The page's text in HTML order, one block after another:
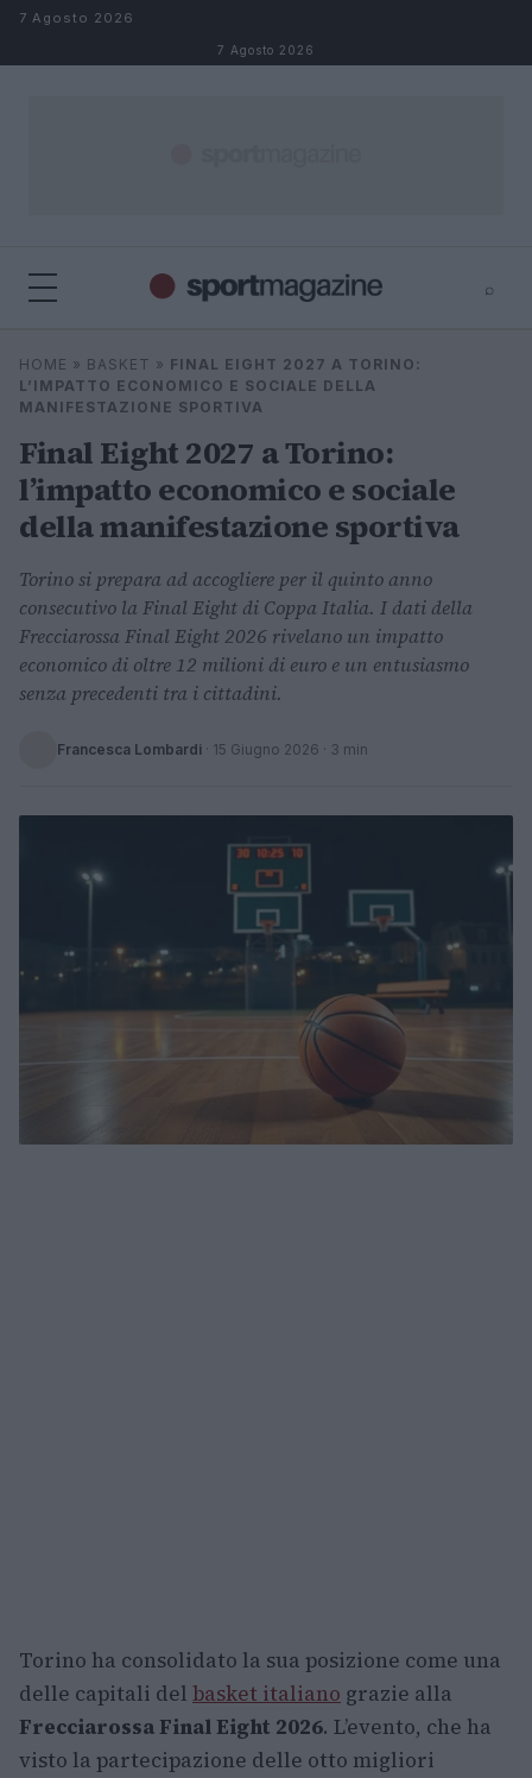
Salta al contenuto
7 Agosto 2026
7 Agosto 2026
⌕
Cerca
HOME » BASKET » FINAL EIGHT 2027 A TORINO:
L’IMPATTO ECONOMICO E SOCIALE DELLA
MANIFESTAZIONE SPORTIVA
Final Eight 2027 a Torino:
l’impatto economico e sociale
della manifestazione sportiva
Torino si prepara ad accogliere per il quinto anno
consecutivo la Final Eight di Coppa Italia. I dati della
Frecciarossa Final Eight 2026 rivelano un impatto
economico di oltre 12 milioni di euro e un entusiasmo
senza precedenti tra i cittadini.
Francesca Lombardi · 15 Giugno 2026 · 3 min
Torino ha consolidato la sua posizione come una
delle capitali del basket italiano grazie alla
Frecciarossa Final Eight 2026. L’evento, che ha
visto la partecipazione delle otto migliori